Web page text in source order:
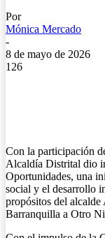
Por
Mónica Mercado
-
8 de mayo de 2026
126
Con la participación
Alcaldía Distrital dio
Oportunidades, una
social y el desarrollo
propósitos del
Barranquilla a Otro